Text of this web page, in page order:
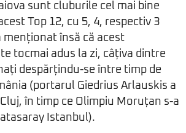
sunt cluburile cel mai bine
Top 12, cu 5, 4, respectiv 3
însă că acest
tocmai adus la zi, câțiva dintre
despărțindu-se între timp de
(portarul Giedrius Arlauskis a
în timp ce Olimpiu Moruțan s-a
Istanbul).